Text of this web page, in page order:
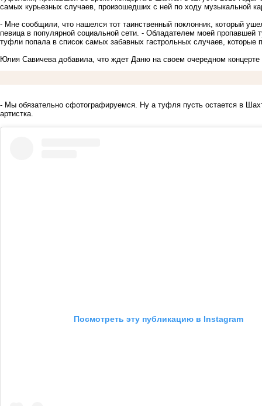
самых курьезных случаев, произошедших с ней по ходу музыкальной
- Мне сообщили, что нашелся тот таинственный поклонник, который
певица в популярной социальной сети. - Обладателем моей пропавшей
туфли попала в список самых забавных гастрольных случаев,
Юлия Савичева добавила, что ждет Даню на своем очередном
- Мы обязательно сфотографируемся. Ну а туфля пусть остается в
артистка.
Посмотреть эту публикацию в Instagram